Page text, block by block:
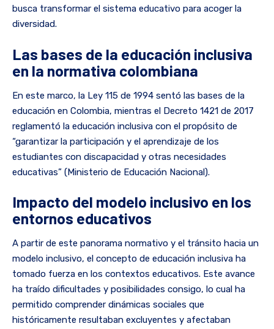
busca transformar el sistema educativo para acoger la
diversidad.
Las bases de la educación inclusiva
en la normativa colombiana
En este marco, la Ley 115 de 1994 sentó las bases de la
educación en Colombia, mientras el Decreto 1421 de 2017
reglamentó la educación inclusiva con el propósito de
“garantizar la participación y el aprendizaje de los
estudiantes con discapacidad y otras necesidades
educativas” (Ministerio de Educación Nacional).
Impacto del modelo inclusivo en los
entornos educativos
A partir de este panorama normativo y el tránsito hacia un
modelo inclusivo, el concepto de educación inclusiva ha
tomado fuerza en los contextos educativos. Este avance
ha traído dificultades y posibilidades consigo, lo cual ha
permitido comprender dinámicas sociales que
históricamente resultaban excluyentes y afectaban